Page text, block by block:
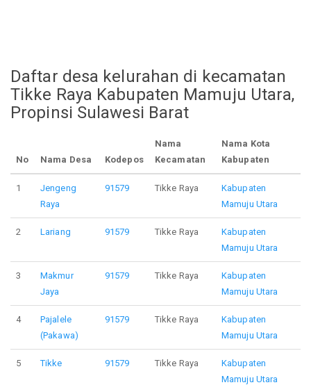
Daftar desa kelurahan di kecamatan
Tikke Raya Kabupaten Mamuju Utara,
Propinsi Sulawesi Barat
No Nama Desa Kodepos
Nama
Kecamatan
Nama Kota
Kabupaten
1
Jengeng
Raya
91579 Tikke Raya
Kabupaten
Mamuju Utara
2 Lariang 91579 Tikke Raya
Kabupaten
Mamuju Utara
3
Makmur
Jaya
91579 Tikke Raya
Kabupaten
Mamuju Utara
4
Pajalele
(Pakawa)
91579 Tikke Raya
Kabupaten
Mamuju Utara
5 Tikke 91579 Tikke Raya
Kabupaten
Mamuju Utara